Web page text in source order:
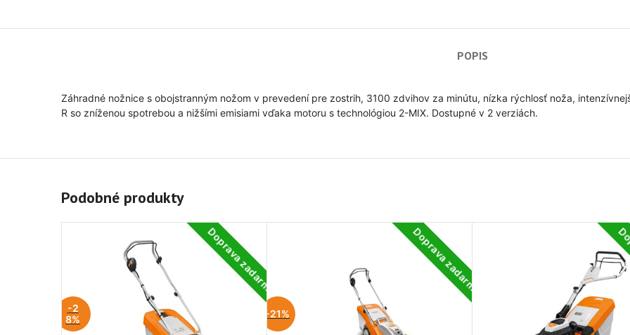
POPIS
Záhradné nožnice s obojstranným nožom v prevedení pre zostrih, 3100 zdvihov za minútu, nízka rýchlosť noža,
R so zníženou spotrebou a nižšími emisiami vďaka motoru s technológiou 2-MIX. Dostupné v 2 verziách.
Podobné produkty
Doprava zadarmo
-2
8%
Doprava zadarmo
-21%